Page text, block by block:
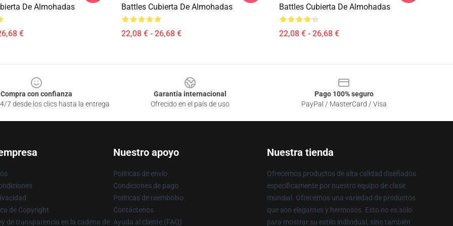
De Almohadas
€
Battles Cubierta De Almohadas
22,08 € - 26,68 €
Battles Cubierta De Almohadas
22,08 € - 26,68 €
Compra con confianza
7 desde los clics hasta la entrega
Garantía internacional
Ofrecido en el país de uso
Pago 100% seguro
PayPal / MasterCard / Visa
de Copyright
de transparencia en la cadena de
Nuestro apoyo
Políticas de envío
Condiciones de pago
Políticas de reembolso
Contáctenos
Ayuda al cliente (FAQ)
Nuestra tienda
Ofrecemos productos de alta calidad diseñados
específicamente por nuestro equipo de clase
mundial. Ofrecemos una variedad de productos
que son elegantes y hermosos. Esto no es sólo
para mostrar su estilo individual, sino también